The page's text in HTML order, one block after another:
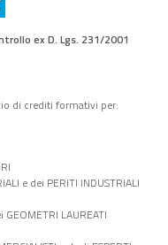
ex D. Lgs. 231/2001
di crediti formativi per:
e dei PERITI INDUSTRIALI
GEOMETRI LAUREATI